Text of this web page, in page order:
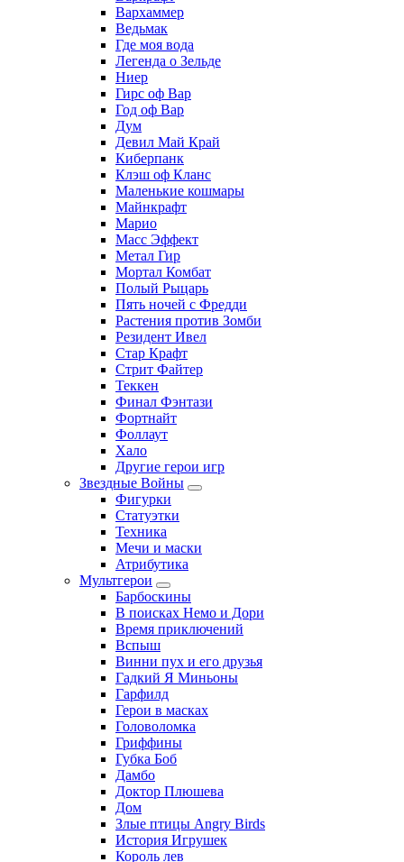
Вархаммер
Ведьмак
Где моя вода
Легенда о Зельде
Ниер
Гирс оф Вар
Год оф Вар
Дум
Девил Май Край
Киберпанк
Клэш оф Кланс
Маленькие кошмары
Майнкрафт
Марио
Масс Эффект
Метал Гир
Мортал Комбат
Полый Рыцарь
Пять ночей с Фредди
Растения против Зомби
Резидент Ивел
Стар Крафт
Стрит Файтер
Теккен
Финал Фэнтази
Фортнайт
Фоллаут
Хало
Другие герои игр
Звездные Войны
Фигурки
Статуэтки
Техника
Мечи и маски
Атрибутика
Мультгерои
Барбоскины
В поисках Немо и Дори
Время приключений
Вспыш
Винни пух и его друзья
Гадкий Я Миньоны
Гарфилд
Герои в масках
Головоломка
Гриффины
Губка Боб
Дамбо
Доктор Плюшева
Дом
Злые птицы Angry Birds
История Игрушек
Король лев